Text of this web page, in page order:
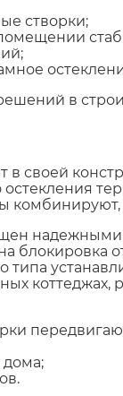
створки;
в
своей